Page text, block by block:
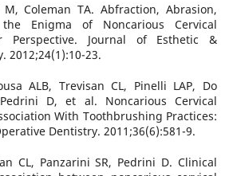
Coleman TA. Abfraction, Abrasion,
Enigma of Noncarious Cervical
Perspective. Journal of Esthetic &
2012;24(1):10-23.
ALB, Trevisan CL, Pinelli LAP, Do
D, et al. Noncarious Cervical
With Toothbrushing Practices:
Dentistry. 2011;36(6):581-9.
CL, Panzarini SR, Pedrini D. Clinical